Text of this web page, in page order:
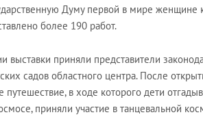
Думу первой в мире женщине
более 190 работ.
выставки приняли представители
садов областного центра. После
путешествие, в ходе которого дети
приняли участие в танцевальной